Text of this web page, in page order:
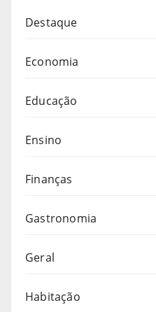
Destaque
Economia
Educação
Ensino
Finanças
Gastronomia
Geral
Habitação